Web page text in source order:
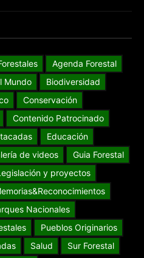
Agenda Forestal
Mundo
Biodiversidad
Conservación
Contenido Patrocinado
Educación
de videos
Guia Forestal
y proyectos
Nacionales
Pueblos Originarios
Salud
Sur Forestal